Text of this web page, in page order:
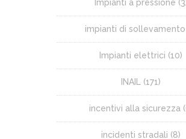
Impianti a pressione
impianti di sollevamento
Impianti elettrici (10)
INAIL (171)
incentivi alla sicurezza
incidenti stradali (8)